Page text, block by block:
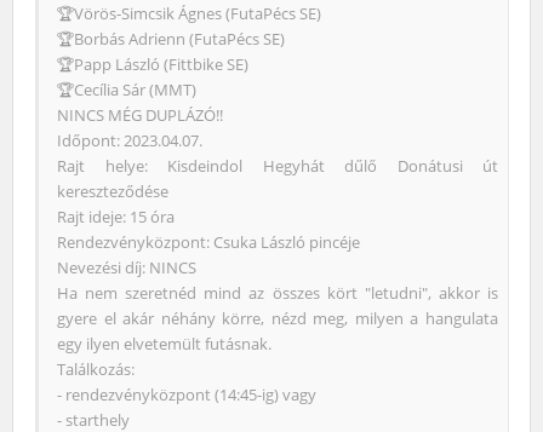
🏆Vörös-Simcsik Ágnes (FutaPécs SE)
🏆Borbás Adrienn (FutaPécs SE)
🏆Papp László (Fittbike SE)
🏆Cecília Sár (MMT)
NINCS MÉG DUPLÁZÓ!!
Időpont: 2023.04.07.
Rajt helye: Kisdeindol Hegyhát dűlő Donátusi út
kereszteződése
Rajt ideje: 15 óra
Rendezvényközpont: Csuka László pincéje
Nevezési díj: NINCS
Ha nem szeretnéd mind az összes kört "letudni", akkor is
gyere el akár néhány körre, nézd meg, milyen a hangulata
egy ilyen elvetemült futásnak.
Találkozás:
- rendezvényközpont (14:45-ig) vagy
- starthely